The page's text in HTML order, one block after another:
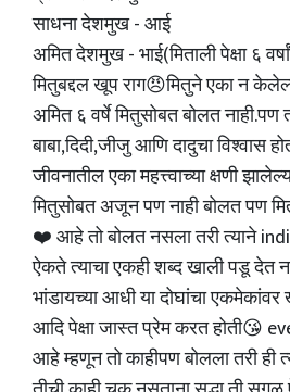
साधना देशमुख - आई
अमित देशमुख - भाई(मिताली पेक्षा ६
मितुबद्दल खूप राग😠मितुने एका न
अमित ६ वर्षे मितुसोबत बोलत नाही.पण
बाबा,दिदी,जीजु आणि दादुचा विश्वास
जीवनातील एका महत्त्वाच्या क्षणी
मितुसोबत अजून पण नाही बोलत पण
❤️ आहे तो बोलत नसला तरी त्याने
ऐकते त्याचा एकही शब्द खाली पडू देत
भांडायच्या आधी या दोघांचा
आदि पेक्षा जास्त प्रेम करत होती😘
आहे म्हणून तो काहीपण बोलला तरी ही